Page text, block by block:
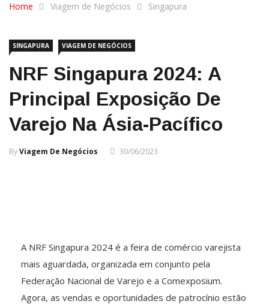
Home Viagem de Negócios Singapura
SINGAPURA VIAGEM DE NEGÓCIOS
NRF Singapura 2024: A
Principal Exposição De
Varejo Na Ásia-Pacífico
ByViagem De Negócios 30/06/2023
A NRF Singapura 2024 é a feira de comércio varejista
mais aguardada, organizada em conjunto pela
Federação Nacional de Varejo e a Comexposium.
Agora, as vendas e oportunidades de patrocínio estão